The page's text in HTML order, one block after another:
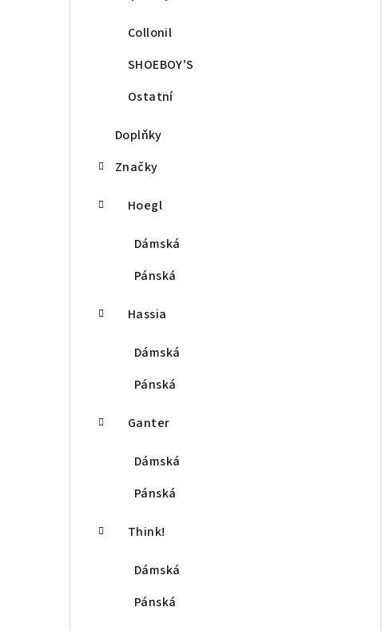
Collonil
SHOEBOY'S
Ostatní
Doplňky
Značky
Hoegl
Dámská
Pánská
Hassia
Dámská
Pánská
Ganter
Dámská
Pánská
Think!
Dámská
Pánská